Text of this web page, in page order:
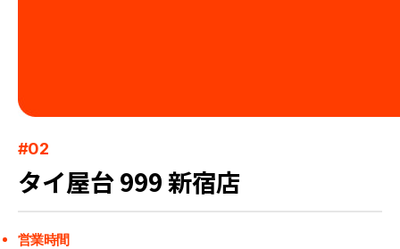
#02
タイ屋台 999 新宿店
営業時間